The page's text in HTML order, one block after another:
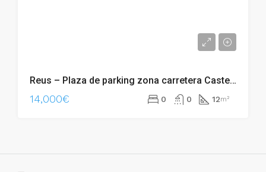
Reus – Plaza de parking zona carretera Castellvell – 002.05902
14,000€ 0 0 12m²